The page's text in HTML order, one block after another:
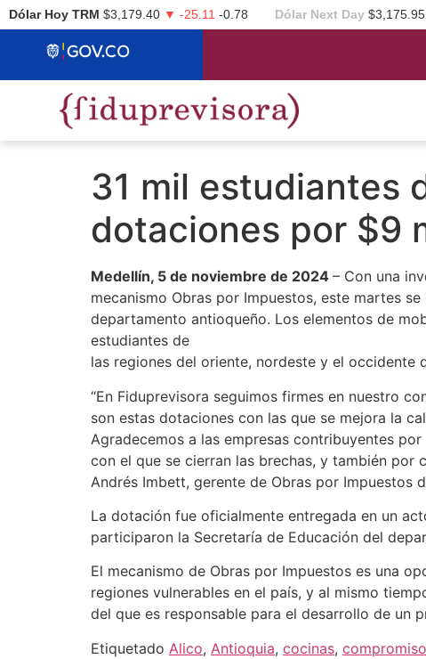
Dólar Hoy TRM $3,179.40 ▼ -25.11 -0.78 Dólar Next Day $3,175.95
31 mil estudiantes
dotaciones por $9
Medellín, 5 de noviembre de 2024 – Con una
mecanismo Obras por Impuestos, este martes
departamento antioqueño. Los elementos de
estudiantes de
las regiones del oriente, nordeste y el occidente
“En Fiduprevisora seguimos firmes en nuestro
son estas dotaciones con las que se mejora la
Agradecemos a las empresas contribuyentes
con el que se cierran las brechas, y también por
Andrés Imbett, gerente de Obras por Impuestos
La dotación fue oficialmente entregada en un
participaron la Secretaría de Educación del
El mecanismo de Obras por Impuestos es una
regiones vulnerables en el país, y al mismo
del que es responsable para el desarrollo de un
Etiquetado Alico, Antioquia, cocinas,